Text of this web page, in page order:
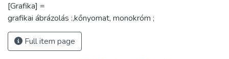
[Grafika] =
grafikai ábrázolás :,kőnyomat, monokróm ;
Full item page